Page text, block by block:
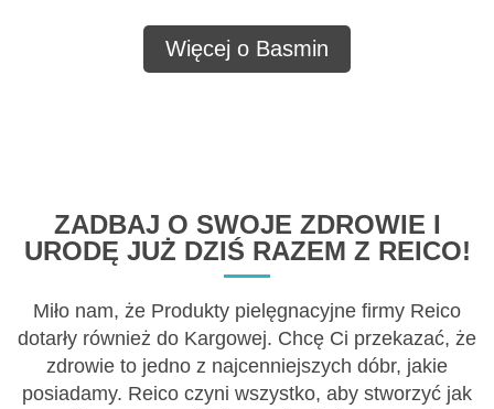
Więcej o Basmin
ZADBAJ O SWOJE ZDROWIE I
URODĘ JUŻ DZIŚ RAZEM Z REICO!
Miło nam, że Produkty pielęgnacyjne firmy Reico
dotarły również do Kargowej. Chcę Ci przekazać, że
zdrowie to jedno z najcenniejszych dóbr, jakie
posiadamy. Reico czyni wszystko, aby stworzyć jak